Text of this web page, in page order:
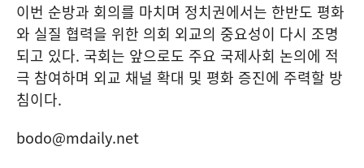
이번 순방과 회의를 마치며 정치권에서는 한반도 평화
와 실질 협력을 위한 의회 외교의 중요성이 다시 조명
되고 있다. 국회는 앞으로도 주요 국제사회 논의에 적
극 참여하며 외교 채널 확대 및 평화 증진에 주력할 방
침이다.
bodo@mdaily.net